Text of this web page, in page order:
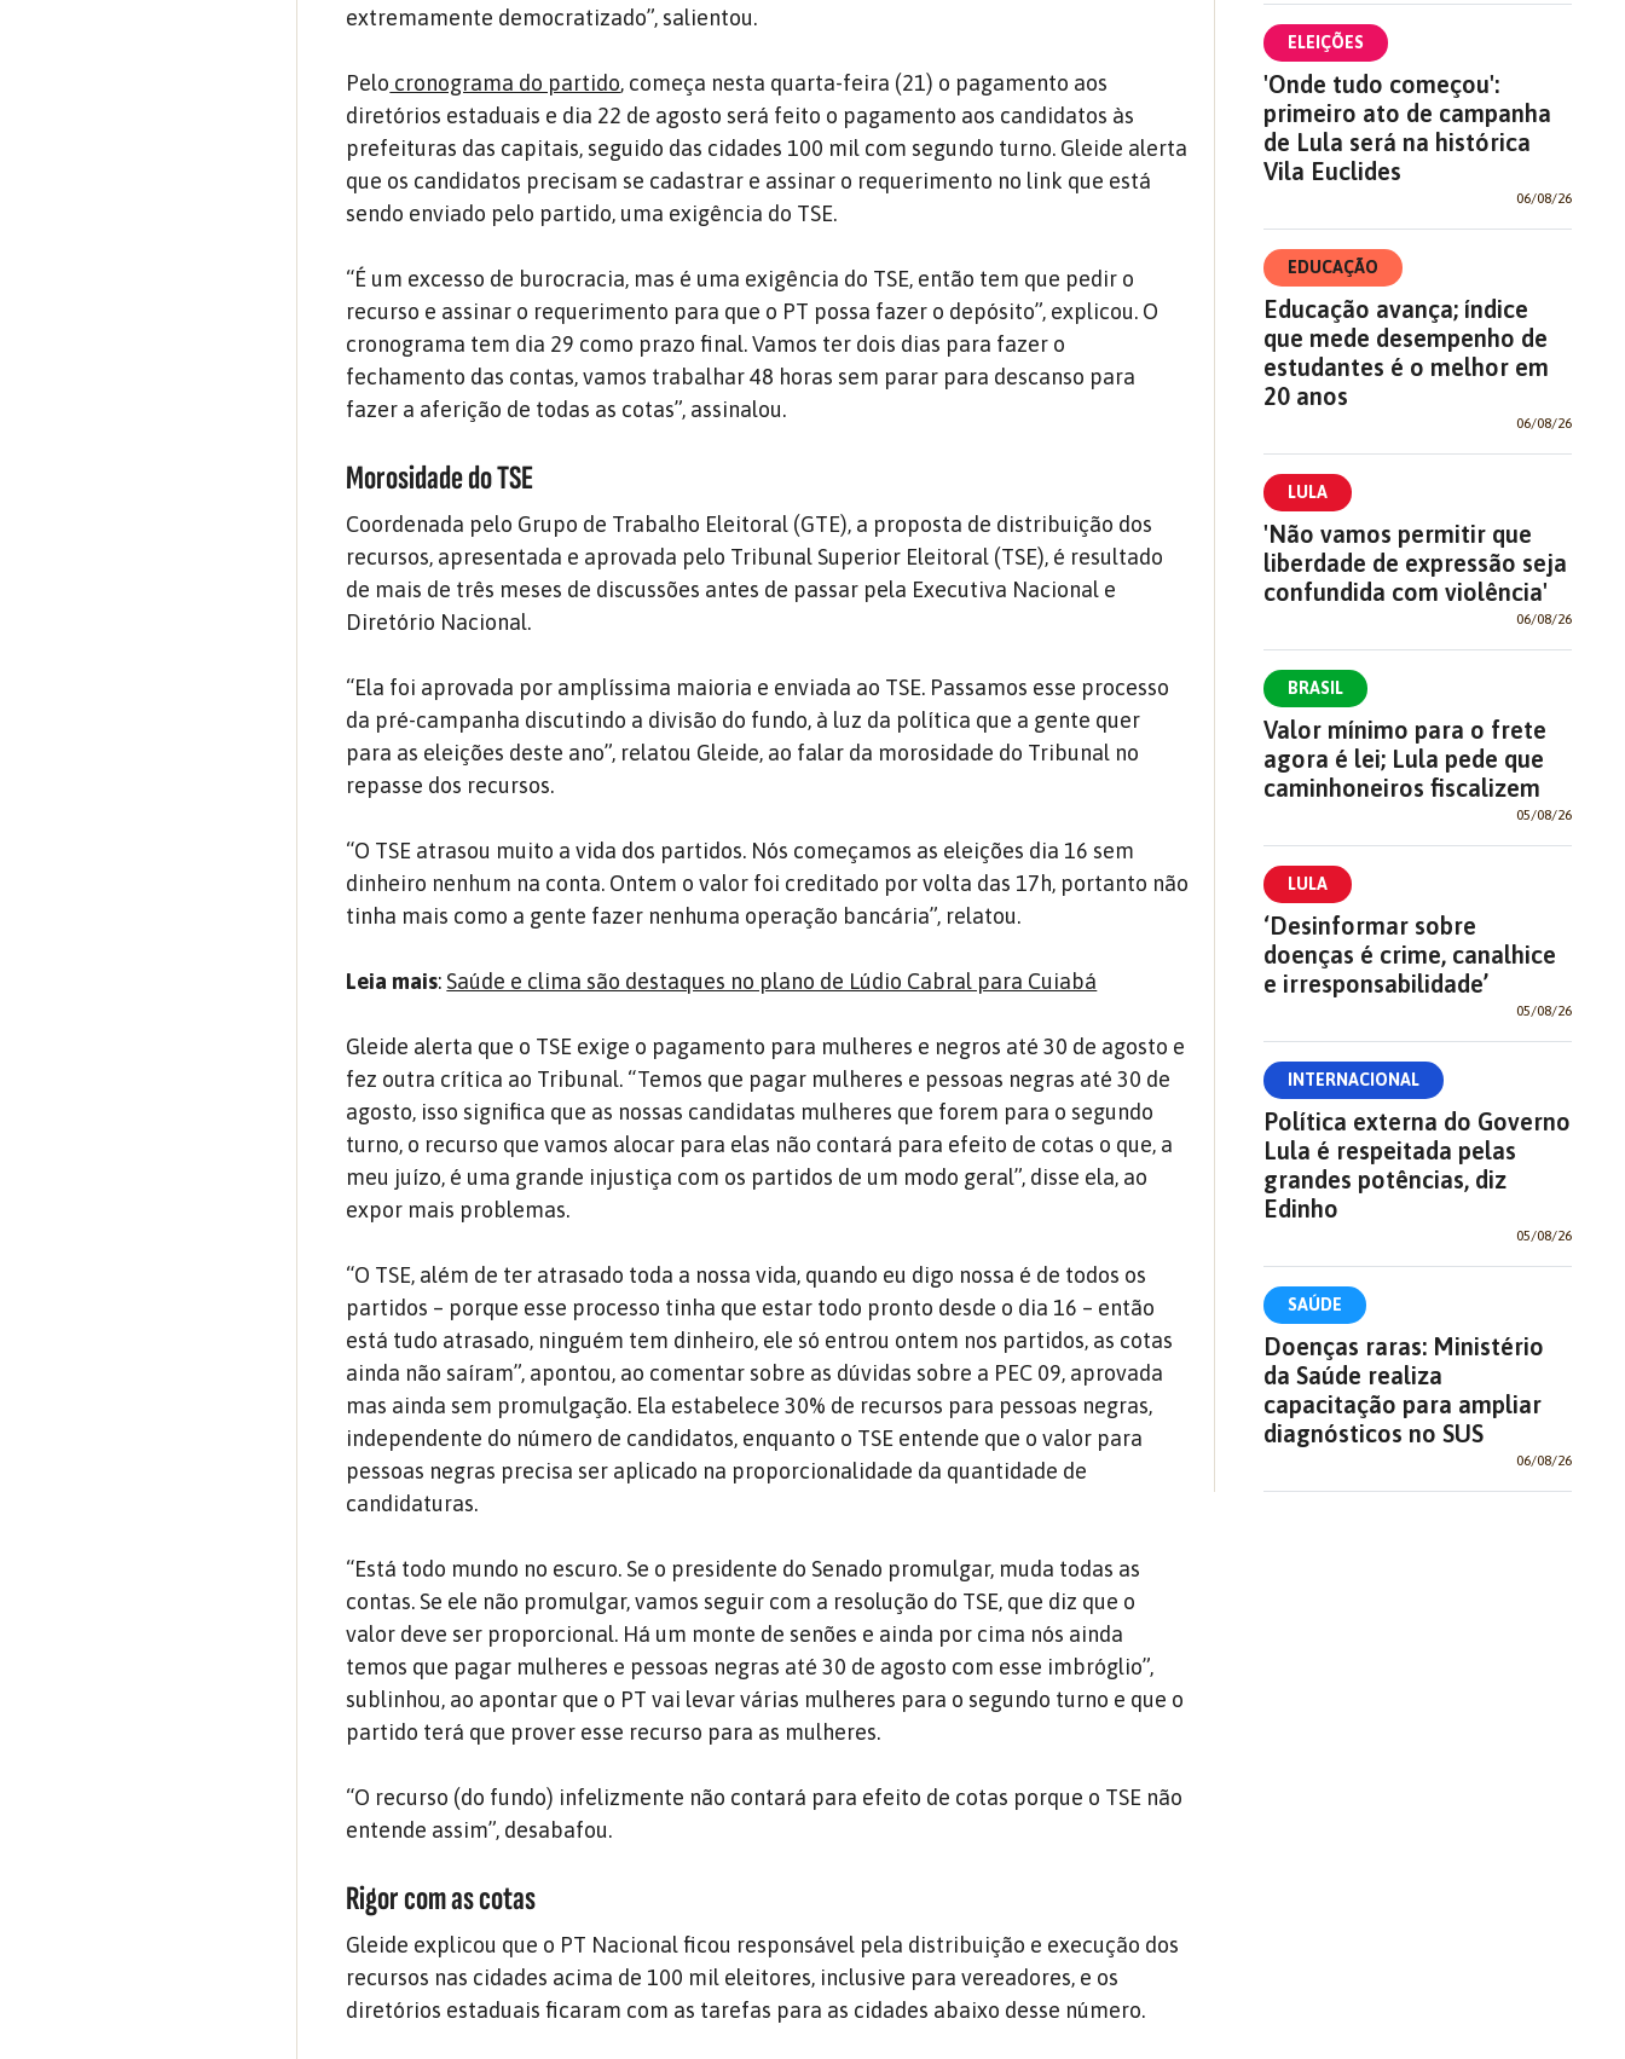
extremamente democratizado”, salientou.
Pelo cronograma do partido, começa nesta quarta-feira (21) o pagamento aos
diretórios estaduais e dia 22 de agosto será feito o pagamento aos candidatos às
prefeituras das capitais, seguido das cidades 100 mil com segundo turno. Gleide alerta
que os candidatos precisam se cadastrar e assinar o requerimento no link que está
sendo enviado pelo partido, uma exigência do TSE.
“É um excesso de burocracia, mas é uma exigência do TSE, então tem que pedir o
recurso e assinar o requerimento para que o PT possa fazer o depósito”, explicou. O
cronograma tem dia 29 como prazo final. Vamos ter dois dias para fazer o
fechamento das contas, vamos trabalhar 48 horas sem parar para descanso para
fazer a aferição de todas as cotas”, assinalou.
Morosidade do TSE
Coordenada pelo Grupo de Trabalho Eleitoral (GTE), a proposta de distribuição dos
recursos, apresentada e aprovada pelo Tribunal Superior Eleitoral (TSE), é resultado
de mais de três meses de discussões antes de passar pela Executiva Nacional e
Diretório Nacional.
“Ela foi aprovada por amplíssima maioria e enviada ao TSE. Passamos esse processo
da pré-campanha discutindo a divisão do fundo, à luz da política que a gente quer
para as eleições deste ano”, relatou Gleide, ao falar da morosidade do Tribunal no
repasse dos recursos.
“O TSE atrasou muito a vida dos partidos. Nós começamos as eleições dia 16 sem
dinheiro nenhum na conta. Ontem o valor foi creditado por volta das 17h, portanto não
tinha mais como a gente fazer nenhuma operação bancária”, relatou.
Leia mais: Saúde e clima são destaques no plano de Lúdio Cabral para Cuiabá
Gleide alerta que o TSE exige o pagamento para mulheres e negros até 30 de agosto e
fez outra crítica ao Tribunal. “Temos que pagar mulheres e pessoas negras até 30 de
agosto, isso significa que as nossas candidatas mulheres que forem para o segundo
turno, o recurso que vamos alocar para elas não contará para efeito de cotas o que, a
meu juízo, é uma grande injustiça com os partidos de um modo geral”, disse ela, ao
expor mais problemas.
“O TSE, além de ter atrasado toda a nossa vida, quando eu digo nossa é de todos os
partidos – porque esse processo tinha que estar todo pronto desde o dia 16 – então
está tudo atrasado, ninguém tem dinheiro, ele só entrou ontem nos partidos, as cotas
ainda não saíram”, apontou, ao comentar sobre as dúvidas sobre a PEC 09, aprovada
mas ainda sem promulgação. Ela estabelece 30% de recursos para pessoas negras,
independente do número de candidatos, enquanto o TSE entende que o valor para
pessoas negras precisa ser aplicado na proporcionalidade da quantidade de
candidaturas.
“Está todo mundo no escuro. Se o presidente do Senado promulgar, muda todas as
contas. Se ele não promulgar, vamos seguir com a resolução do TSE, que diz que o
valor deve ser proporcional. Há um monte de senões e ainda por cima nós ainda
temos que pagar mulheres e pessoas negras até 30 de agosto com esse imbróglio”,
sublinhou, ao apontar que o PT vai levar várias mulheres para o segundo turno e que o
partido terá que prover esse recurso para as mulheres.
“O recurso (do fundo) infelizmente não contará para efeito de cotas porque o TSE não
entende assim”, desabafou.
Rigor com as cotas
Gleide explicou que o PT Nacional ficou responsável pela distribuição e execução dos
recursos nas cidades acima de 100 mil eleitores, inclusive para vereadores, e os
diretórios estaduais ficaram com as tarefas para as cidades abaixo desse número.
ELEIÇÕES
'Onde tudo começou':
primeiro ato de campanha
de Lula será na histórica
Vila Euclides
06/08/26
EDUCAÇÃO
Educação avança; índice
que mede desempenho de
estudantes é o melhor em
20 anos
06/08/26
LULA
'Não vamos permitir que
liberdade de expressão seja
confundida com violência'
06/08/26
BRASIL
Valor mínimo para o frete
agora é lei; Lula pede que
caminhoneiros fiscalizem
05/08/26
LULA
‘Desinformar sobre
doenças é crime, canalhice
e irresponsabilidade’
05/08/26
INTERNACIONAL
Política externa do Governo
Lula é respeitada pelas
grandes potências, diz
Edinho
05/08/26
SAÚDE
Doenças raras: Ministério
da Saúde realiza
capacitação para ampliar
diagnósticos no SUS
06/08/26